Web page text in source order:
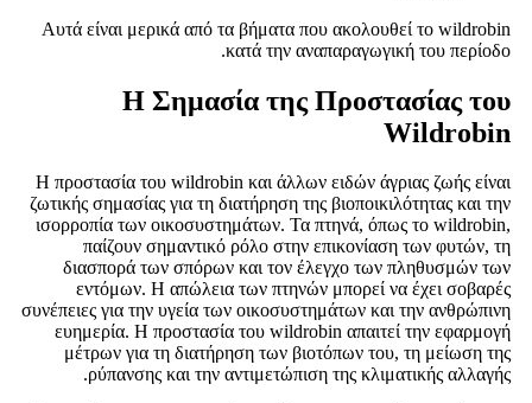
Αυτά είναι μερικά από τα βήματα που ακολουθεί το wildrobin
κατά την αναπαραγωγική του περίοδο.
Η Σημασία της Προστασίας του
Wildrobin
Η προστασία του wildrobin και άλλων ειδών άγριας ζωής είναι
ζωτικής σημασίας για τη διατήρηση της βιοποικιλότητας και την
ισορροπία των οικοσυστημάτων. Τα πτηνά, όπως το wildrobin,
παίζουν σημαντικό ρόλο στην επικονίαση των φυτών, τη
διασπορά των σπόρων και τον έλεγχο των πληθυσμών των
εντόμων. Η απώλεια των πτηνών μπορεί να έχει σοβαρές
συνέπειες για την υγεία των οικοσυστημάτων και την ανθρώπινη
ευημερία. Η προστασία του wildrobin απαιτεί την εφαρμογή
μέτρων για τη διατήρηση των βιοτόπων του, τη μείωση της
ρύπανσης και την αντιμετώπιση της κλιματικής αλλαγής.